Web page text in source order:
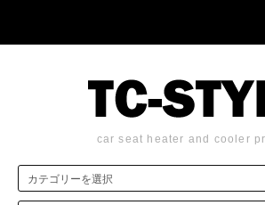
car seat heater and cooler